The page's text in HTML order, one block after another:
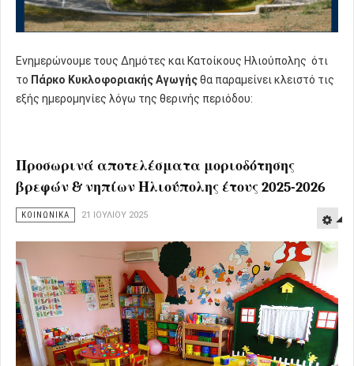
Ενημερώνουμε τους Δημότες και Κατοίκους Ηλιούπολης ότι
το Πάρκο Κυκλοφοριακής Αγωγήςθα παραμείνει κλειστό τις
εξής ημερομηνίες λόγω της θερινής περιόδου:
Προσωρινά αποτελέσματα μοριοδότησης
βρεφών & νηπίων Ηλιούπολης έτους 2025-2026
ΚΟΙΝΩΝΙΚΑ 21 ΙΟΥΛΊΟΥ 2025